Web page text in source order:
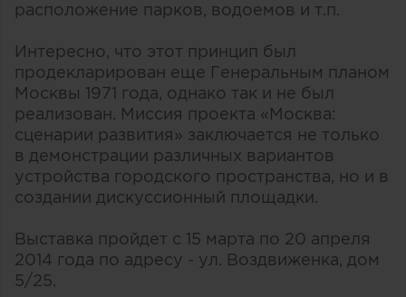
расположение парков, водоемов и т.п.
Интересно, что этот принцип был
продекларирован еще Генеральным планом
Москвы 1971 года, однако так и не был
реализован. Миссия проекта «Москва:
сценарии развития» заключается не только
в демонстрации различных вариантов
устройства городского пространства, но и в
создании дискуссионный площадки.
Выставка пройдет с 15 марта по 20 апреля
2014 года по адресу - ул. Воздвиженка, дом
5/25.